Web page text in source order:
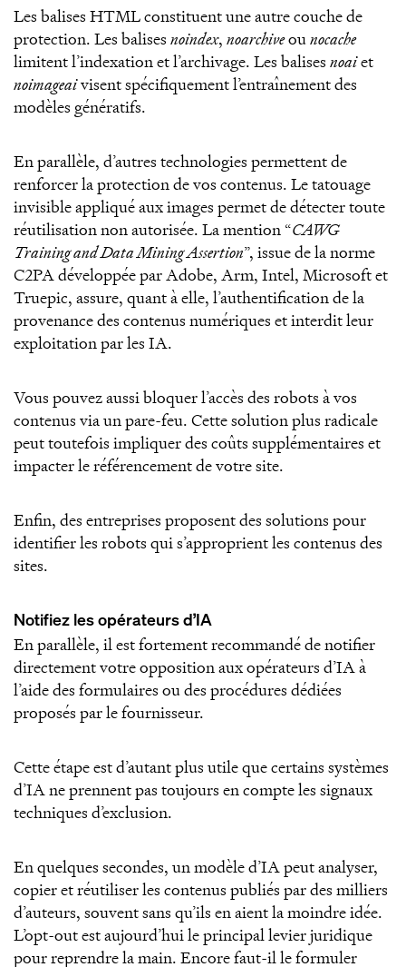
Les balises HTML constituent une autre couche de
protection. Les balises noindex, noarchiveounocache
limitent l’indexation et l’archivage. Les balises noaiet
noimageaivisent spécifiquement l’entraînement des
modèles génératifs.
En parallèle, d’autres technologies permettent de
renforcer la protection de vos contenus. Le tatouage
invisible appliqué aux images permet de détecter toute
réutilisation non autorisée. La mention “CAWG
Training and Data Mining Assertion”, issue de la norme
C2PA développée par Adobe, Arm, Intel, Microsoft et
Truepic, assure, quant à elle, l’authentification de la
provenance des contenus numériques et interdit leur
exploitation par les IA.
Vous pouvez aussi bloquer l’accès des robots à vos
contenus via un pare-feu. Cette solution plus radicale
peut toutefois impliquer des coûts supplémentaires et
impacter le référencement de votre site.
Enfin, des entreprises proposent des solutions pour
identifier les robots qui s’approprient les contenus des
sites.
Notifiez les opérateurs d’IA
En parallèle, il est fortement recommandé de notifier
directement votre opposition aux opérateurs d’IA à
l’aide des formulaires ou des procédures dédiées
proposés par le fournisseur.
Cette étape est d’autant plus utile que certains systèmes
d’IA ne prennent pas toujours en compte les signaux
techniques d’exclusion.
En quelques secondes, un modèle d’IA peut analyser,
copier et réutiliser les contenus publiés par des milliers
d’auteurs, souvent sans qu’ils en aient la moindre idée.
L’opt-out est aujourd’hui le principal levier juridique
pour reprendre la main. Encore faut-il le formuler